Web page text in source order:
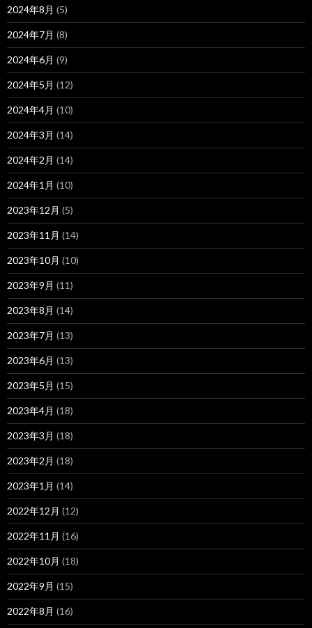
2024年8月 (5)
2024年7月 (8)
2024年6月 (9)
2024年5月 (12)
2024年4月 (10)
2024年3月 (14)
2024年2月 (14)
2024年1月 (10)
2023年12月 (5)
2023年11月 (14)
2023年10月 (10)
2023年9月 (11)
2023年8月 (14)
2023年7月 (13)
2023年6月 (13)
2023年5月 (15)
2023年4月 (18)
2023年3月 (18)
2023年2月 (18)
2023年1月 (14)
2022年12月 (12)
2022年11月 (16)
2022年10月 (18)
2022年9月 (15)
2022年8月 (16)